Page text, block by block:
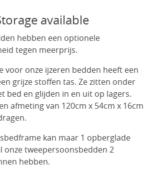
available
hebben een optionele
tegen meerprijs.
voor onze ijzeren bedden heeft een
grijze stoffen tas. Ze zitten onder
bed en glijden in en uit op lagers.
afmeting van 120cm x 54cm x 16cm
kan maar 1 opberglade
onze tweepersoonsbedden 2
hebben.